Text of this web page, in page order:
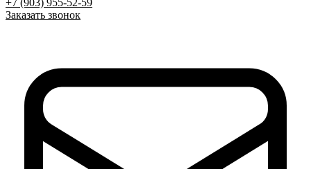
+7 (903) 955-52-59
Заказать звонок